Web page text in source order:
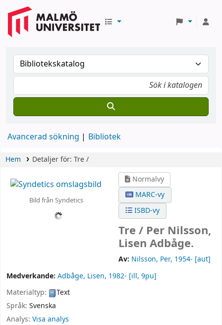
Avancerad sökning Bibliotek
Hem Detaljer för: Tre /
Bild från Syndetics
Normalvy
MARC-vy
ISBD-vy
Tre / Per Nilsson,
Lisen Adbåge.
Av: Nilsson, Per, 1954- [aut]
Medverkande: Adbåge, Lisen, 1982- [ill, 9pu]
Materialtyp:
Text
Språk: Svenska
Analys: Visa analys